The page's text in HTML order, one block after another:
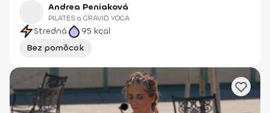
Andrea Peniaková
PILATES a GRAVID YOGA
Stredná 95 kcal
Bez pomôcok